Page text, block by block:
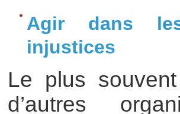
Agir dans
injustices
Le plus
d’autres